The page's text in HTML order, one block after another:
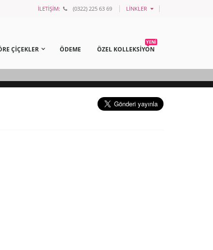
LINKLER
İLETİŞİM: (0322) 225 63 69
ÖZEL KOLLEKSİYON
YENİ
ÖDEME
ÇİÇEKLER